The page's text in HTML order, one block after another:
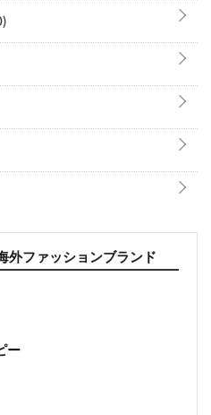
外ファッションブランド
ー